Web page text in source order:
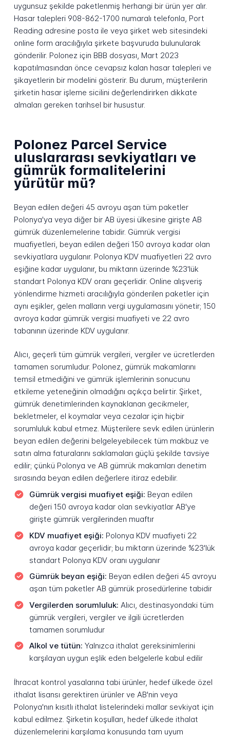
uygunsuz şekilde paketlenmiş herhangi bir ürün yer alır.
Hasar talepleri 908-862-1700 numaralı telefonla, Port
Reading adresine posta ile veya şirket web sitesindeki
online form aracılığıyla şirkete başvuruda bulunularak
gönderilir. Polonez için BBB dosyası, Mart 2023
kapatılmasından önce cevapsız kalan hasar talepleri ve
şikayetlerin bir modelini gösterir. Bu durum, müşterilerin
şirketin hasar işleme sicilini değerlendirirken dikkate
almaları gereken tarihsel bir husustur.
Polonez Parcel Service
uluslararası sevkiyatları ve
gümrük formalitelerini
yürütür mü?
Beyan edilen değeri 45 avroyu aşan tüm paketler
Polonya'ya veya diğer bir AB üyesi ülkesine girişte AB
gümrük düzenlemelerine tabidir. Gümrük vergisi
muafiyetleri, beyan edilen değeri 150 avroya kadar olan
sevkiyatlara uygulanır. Polonya KDV muafiyetleri 22 avro
eşiğine kadar uygulanır, bu miktarın üzerinde %23'lük
standart Polonya KDV oranı geçerlidir. Online alışveriş
yönlendirme hizmeti aracılığıyla gönderilen paketler için
aynı eşikler, gelen malların vergi uygulamasını yönetir; 150
avroya kadar gümrük vergisi muafiyeti ve 22 avro
tabanının üzerinde KDV uygulanır.
Alıcı, geçerli tüm gümrük vergileri, vergiler ve ücretlerden
tamamen sorumludur. Polonez, gümrük makamlarını
temsil etmediğini ve gümrük işlemlerinin sonucunu
etkileme yeteneğinin olmadığını açıkça belirtir. Şirket,
gümrük denetimlerinden kaynaklanan gecikmeler,
bekletmeler, el koymalar veya cezalar için hiçbir
sorumluluk kabul etmez. Müşterilere sevk edilen ürünlerin
beyan edilen değerini belgeleyebilecek tüm makbuz ve
satın alma faturalarını saklamaları güçlü şekilde tavsiye
edilir; çünkü Polonya ve AB gümrük makamları denetim
sırasında beyan edilen değerlere itiraz edebilir.
Gümrük vergisi muafiyet eşiği: Beyan edilen
değeri 150 avroya kadar olan sevkiyatlar AB'ye
girişte gümrük vergilerinden muaftır
KDV muafiyet eşiği: Polonya KDV muafiyeti 22
avroya kadar geçerlidir; bu miktarın üzerinde %23'lük
standart Polonya KDV oranı uygulanır
Gümrük beyan eşiği: Beyan edilen değeri 45 avroyu
aşan tüm paketler AB gümrük prosedürlerine tabidir
Vergilerden sorumluluk: Alıcı, destinasyondaki tüm
gümrük vergileri, vergiler ve ilgili ücretlerden
tamamen sorumludur
Alkol ve tütün: Yalnızca ithalat gereksinimlerini
karşılayan uygun eşlik eden belgelerle kabul edilir
İhracat kontrol yasalarına tabi ürünler, hedef ülkede özel
ithalat lisansı gerektiren ürünler ve AB'nin veya
Polonya'nın kısıtlı ithalat listelerindeki mallar sevkiyat için
kabul edilmez. Şirketin koşulları, hedef ülkede ithalat
düzenlemelerini karşılama konusunda tam uyum